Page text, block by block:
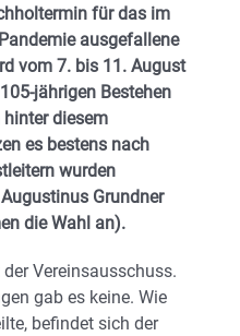
für das im
ausgefallene
vom 7. bis 11. August
jährigen Bestehen
diesem
es bestens nach
wurden
Grundner
die Wahl an).
Vereinsausschuss.
gab es keine. Wie
befindet sich der